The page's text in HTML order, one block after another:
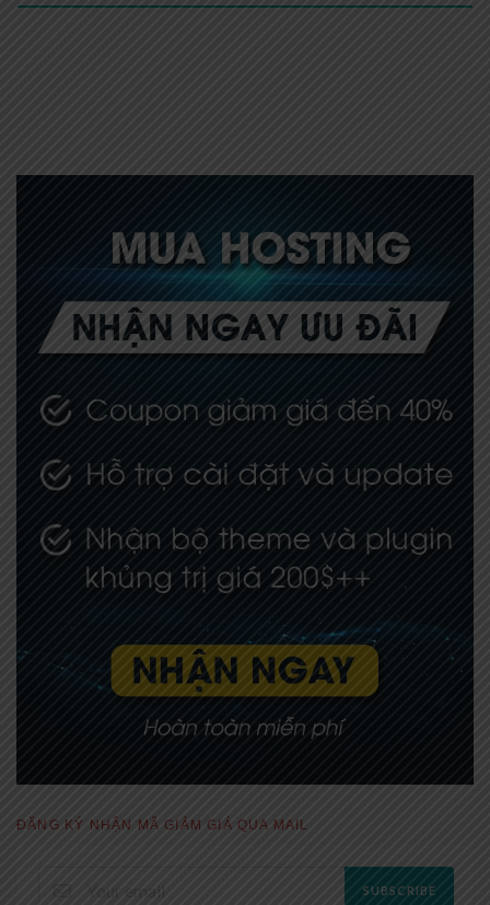
ĐĂNG KÝ NHẬN MÃ GIẢM GIÁ QUA MAIL
SUBSCRIBE